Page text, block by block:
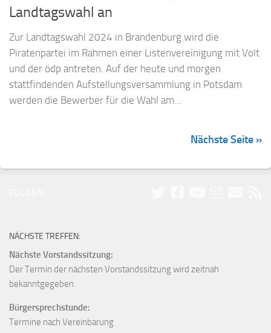
Landtagswahl an
Zur Landtagswahl 2024 in Brandenburg wird die
Piratenpartei im Rahmen einer Listenvereinigung mit Volt
und der ödp antreten. Auf der heute und morgen
stattfindenden Aufstellungsversammlung in Potsdam
werden die Bewerber für die Wahl am...
Nächste Seite »
NÄCHSTE TREFFEN:
Nächste Vorstandssitzung:
Der Termin der nächsten Vorstandssitzung wird zeitnah
bekanntgegeben.
Bürgersprechstunde:
Termine nach Vereinbarung